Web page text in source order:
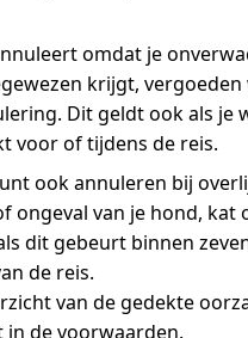
omdat je
krijgt, vergoeden
Dit geldt ook als je
voor of tijdens de reis.
ook annuleren bij
ongeval van je hond, kat
dit gebeurt binnen
de reis.
van de gedekte
de voorwaarden.